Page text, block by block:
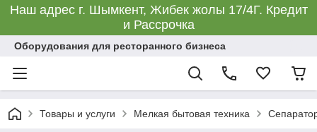
Наш адрес г. Шымкент, Жибек жолы 17/4Г. Кредит
и Рассрочка
Оборудования для ресторанного бизнеса
Товары и услуги Мелкая бытовая техника